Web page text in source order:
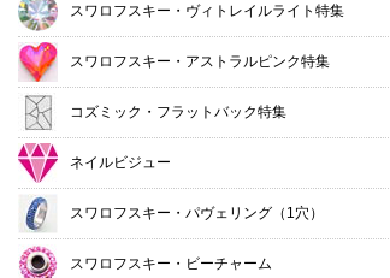
スワロフスキー・ヴィトレイルライト特集
スワロフスキー・アストラルピンク特集
コズミック・フラットバック特集
ネイルビジュー
スワロフスキー・パヴェリング（1穴）
スワロフスキー・ビーチャーム